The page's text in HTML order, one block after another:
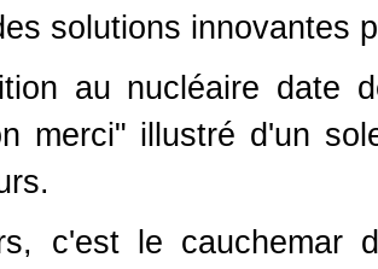
solutions innovantes
au nucléaire date
merci" illustré d'un
c'est le cauchemar